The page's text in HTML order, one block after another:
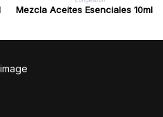
Mezcla Aceites Esenciales 10ml